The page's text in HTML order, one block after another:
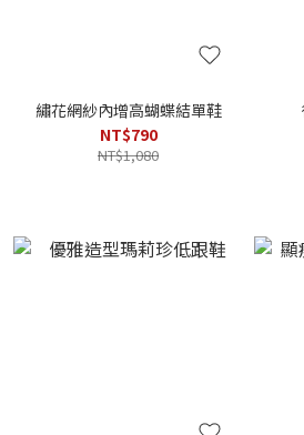
繡花網紗內增高蝴蝶結單鞋
NT$790
NT$1,080